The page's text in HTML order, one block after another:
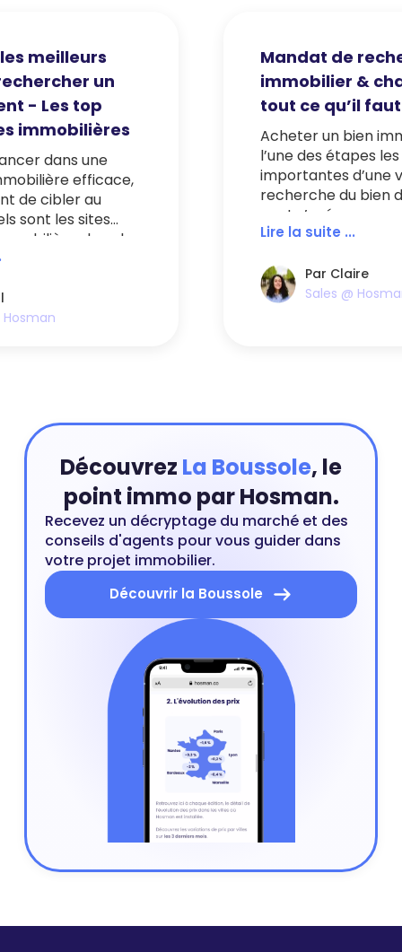
meilleurs
un
- Les top
immobilières
dans une
efficace,
de cibler au
sont les sites
les plus
Hosman
Mandat de
immobilier &
tout ce qu’il
Acheter un bien
l’une des étapes
importantes d’une
recherche du bien
peut s’avérer
surtout lorsque
tendue. Dans cette
chasseur peut vous
Lire la suite ...
Par Claire
Sales @
Découvrez La Boussole, le
point immo par Hosman.
Recevez un décryptage du marché et des
conseils d'agents pour vous guider dans
votre projet immobilier.
Découvrir la Boussole